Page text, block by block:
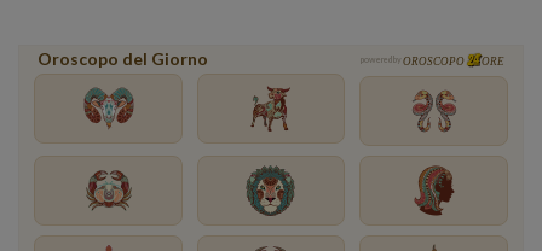
Oroscopo del Giorno powered by OROSCOPO ORE